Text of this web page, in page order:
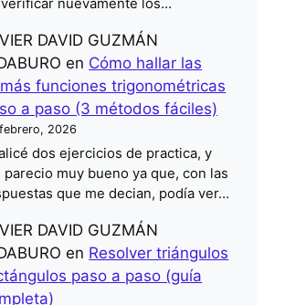
nuevamente los…
DAVID GUZMÁN
en Cómo hallar las
funciones trigonométricas
a paso (3 métodos fáciles)
2026
dos ejercicios de practica, y
parecio muy bueno ya que, con las
que me decian, podía ver…
DAVID GUZMÁN
en Resolver triángulos
paso a paso (guía